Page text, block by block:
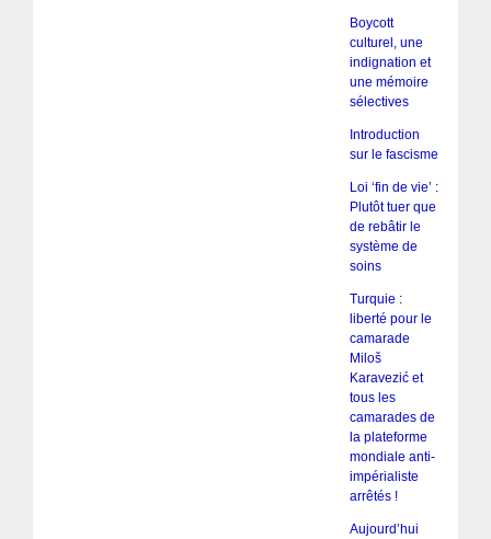
Boycott
culturel, une
indignation et
une mémoire
sélectives
Introduction
sur le fascisme
Loi ‘fin de vie’ :
Plutôt tuer que
de rebâtir le
système de
soins
Turquie :
liberté pour le
camarade
Miloš
Karavezić et
tous les
camarades de
la plateforme
mondiale anti-
impérialiste
arrêtés !
Aujourd’hui